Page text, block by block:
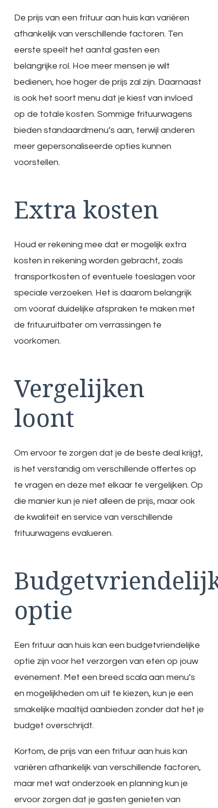
De prijs van een frituur aan huis kan variëren
afhankelijk van verschillende factoren. Ten
eerste speelt het aantal gasten een
belangrijke rol. Hoe meer mensen je wilt
bedienen, hoe hoger de prijs zal zijn. Daarnaast
is ook het soort menu dat je kiest van invloed
op de totale kosten. Sommige frituurwagens
bieden standaardmenu’s aan, terwijl anderen
meer gepersonaliseerde opties kunnen
voorstellen.
Extra kosten
Houd er rekening mee dat er mogelijk extra
kosten in rekening worden gebracht, zoals
transportkosten of eventuele toeslagen voor
speciale verzoeken. Het is daarom belangrijk
om vooraf duidelijke afspraken te maken met
de frituuruitbater om verrassingen te
voorkomen.
Vergelijken
loont
Om ervoor te zorgen dat je de beste deal krijgt,
is het verstandig om verschillende offertes op
te vragen en deze met elkaar te vergelijken. Op
die manier kun je niet alleen de prijs, maar ook
de kwaliteit en service van verschillende
frituurwagens evalueren.
optie
Een frituur aan huis kan een budgetvriendelijke
optie zijn voor het verzorgen van eten op jouw
evenement. Met een breed scala aan menu’s
en mogelijkheden om uit te kiezen, kun je een
smakelijke maaltijd aanbieden zonder dat het je
budget overschrijdt.
Kortom, de prijs van een frituur aan huis kan
variëren afhankelijk van verschillende factoren,
maar met wat onderzoek en planning kun je
ervoor zorgen dat je gasten genieten van